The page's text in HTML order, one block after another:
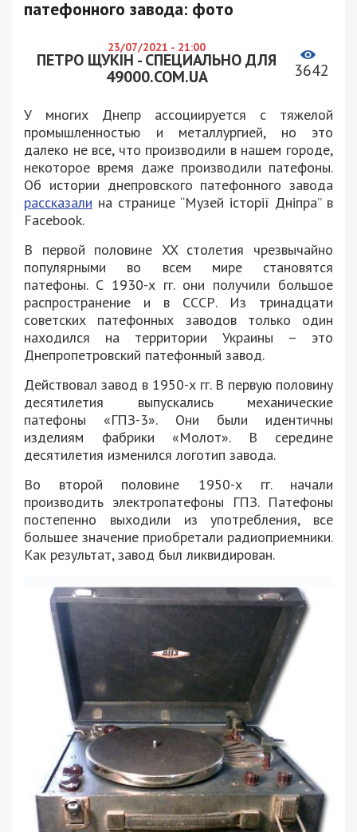
патефонного завода: фото
23/07/2021 - 21:00
ПЕТРО ЩУКІН - СПЕЦИАЛЬНО ДЛЯ
49000.COM.UA
3642
У многих Днепр ассоциируется с тяжелой
промышленностью и металлургией, но это
далеко не все, что производили в нашем городе,
некоторое время даже производили патефоны.
Об истории днепровского патефонного завода
рассказали на странице “Музей історії Дніпра” в
Facebook.
В первой половине XX столетия чрезвычайно
популярными во всем мире становятся
патефоны. С 1930-х гг. они получили большое
распространение и в СССР. Из тринадцати
советских патефонных заводов только один
находился на территории Украины – это
Днепропетровский патефонный завод.
Действовал завод в 1950-х гг. В первую половину
десятилетия выпускались механические
патефоны «ГПЗ-3». Они были идентичны
изделиям фабрики «Молот». В середине
десятилетия изменился логотип завода.
Во второй половине 1950-х гг. начали
производить электропатефоны ГПЗ. Патефоны
постепенно выходили из употребления, все
большее значение приобретали радиоприемники.
Как результат, завод был ликвидирован.